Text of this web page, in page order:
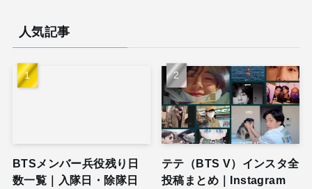
人気記事
BTSメンバー兵役残り日
数一覧｜入隊日・除隊日
テテ（BTS V）インスタ全
投稿まとめ｜Instagram